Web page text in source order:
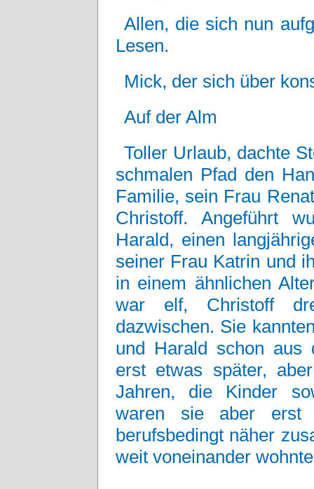
Allen, die sich nun
Lesen.
Mick, der sich über
Auf der Alm
Toller Urlaub, dachte
schmalen Pfad den
Familie, sein Frau
Christoff. Angeführt
Harald, einen
seiner Frau Katrin und
in einem ähnlichen
war elf, Christoff
dazwischen. Sie
und Harald schon aus
erst etwas später,
Jahren, die Kinder
waren sie aber erst
berufsbedingt näher
weit voneinander